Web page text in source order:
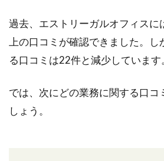
過去、エストリーガルオフィスに
上の口コミが確認できました。し
る口コミは22件と減少しています
では、次にどの業務に関する口コ
しょう。